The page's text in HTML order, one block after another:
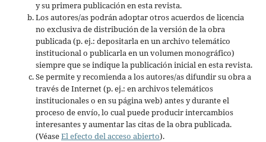
y su primera publicación en esta revista.
Los autores/as podrán adoptar otros acuerdos de licencia
no exclusiva de distribución de la versión de la obra
publicada (p. ej.: depositarla en un archivo telemático
institucional o publicarla en un volumen monográfico)
siempre que se indique la publicación inicial en esta revista.
Se permite y recomienda a los autores/as difundir su obra a
través de Internet (p. ej.: en archivos telemáticos
institucionales o en su página web) antes y durante el
proceso de envío, lo cual puede producir intercambios
interesantes y aumentar las citas de la obra publicada.
(VéaseEl efecto del acceso abierto).